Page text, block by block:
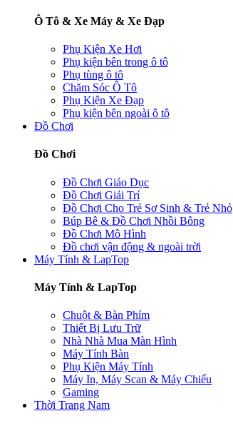
Ô Tô & Xe Máy & Xe Đạp
Phụ Kiện Xe Hơi
Phụ kiện bên trong ô tô
Phụ tùng ô tô
Chăm Sóc Ô Tô
Phụ Kiện Xe Đạp
Phụ kiện bên ngoài ô tô
Đồ Chơi
Đồ Chơi
Đồ Chơi Giáo Dục
Đồ Chơi Giải Trí
Đồ Chơi Cho Trẻ Sơ Sinh & Trẻ Nhỏ
Búp Bê & Đồ Chơi Nhồi Bông
Đồ Chơi Mô Hình
Đồ chơi vận động & ngoài trời
Máy Tính & LapTop
Máy Tính & LapTop
Chuột & Bàn Phím
Thiết Bị Lưu Trữ
Nhà Nhà Mua Màn Hình
Máy Tính Bàn
Phụ Kiện Máy Tính
Máy In, Máy Scan & Máy Chiếu
Gaming
Thời Trang Nam